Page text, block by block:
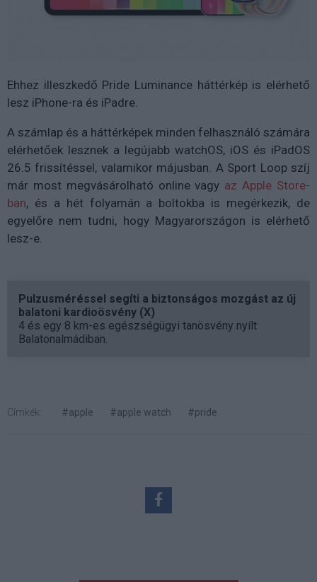
Ehhez illeszkedő Pride Luminance háttérkép is elérhető
lesz iPhone-ra és iPadre.
A számlap és a háttérképek minden felhasználó számára
elérhetőek lesznek a legújabb watchOS, iOS és iPadOS
26.5 frissítéssel, valamikor májusban. A Sport Loop szíj
már most megvásárolható online vagy az Apple Store-
ban, és a hét folyamán a boltokba is megérkezik, de
egyelőre nem tudni, hogy Magyarországon is elérhető
lesz-e.
Pulzusméréssel segíti a biztonságos mozgást az új
balatoni kardioösvény (X)
4 és egy 8 km-es egészségügyi tanösvény nyílt
Balatonalmádiban.
Címkék: #apple #apple watch #pride